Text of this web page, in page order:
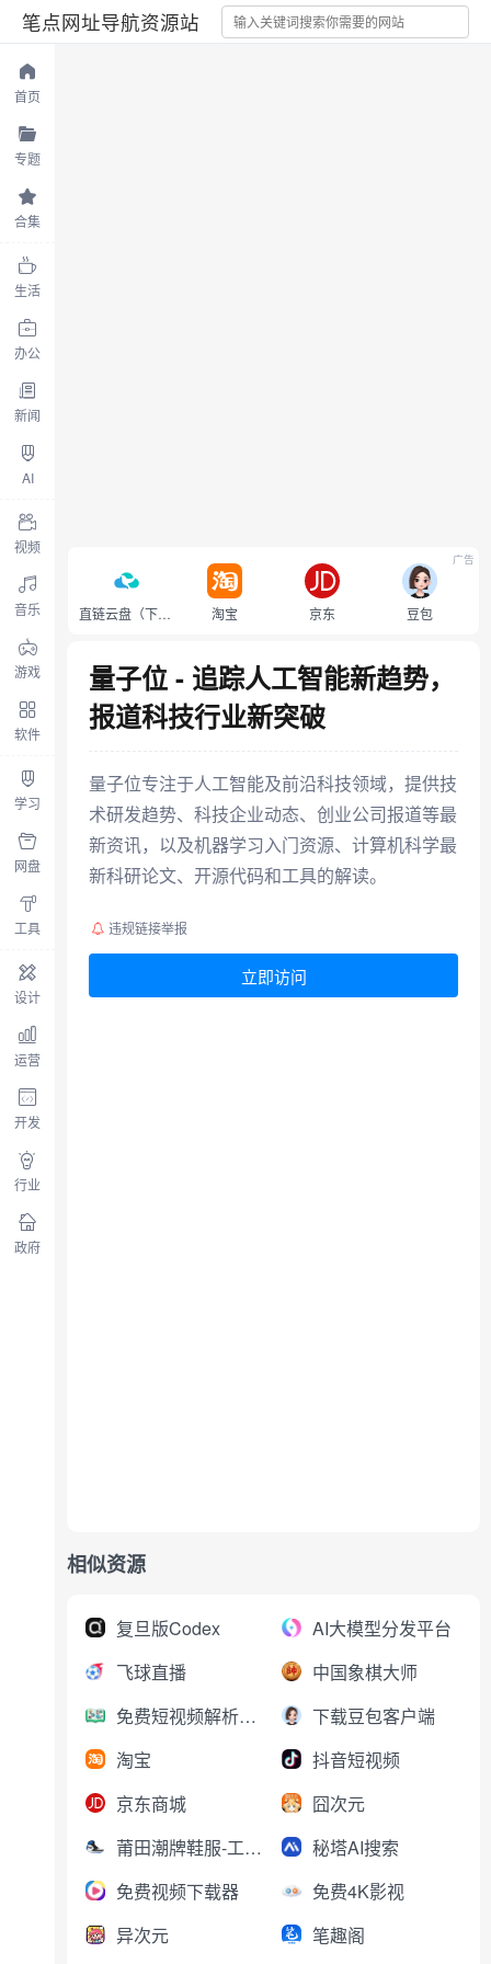
笔点网址导航资源站
首页
专题
合集
生活
办公
新闻
AI
视频
音乐
游戏
软件
学习
网盘
工具
设计
运营
开发
行业
政府
直链云盘（下载不限速） 淘宝 京东 豆包
广告
量子位 - 追踪人工智能新趋势，
报道科技行业新突破
量子位专注于人工智能及前沿科技领域，提供技
术研发趋势、科技企业动态、创业公司报道等最
新资讯，以及机器学习入门资源、计算机科学最
新科研论文、开源代码和工具的解读。
违规链接举报
立即访问
相似资源
复旦版Codex
AI大模型分发平台
飞球直播
中国象棋大师
免费短视频解析下载
下载豆包客户端
淘宝
抖音短视频
京东商城
囧次元
莆田潮牌鞋服-工厂直销
秘塔AI搜索
免费视频下载器
免费4K影视
异次元
笔趣阁